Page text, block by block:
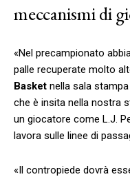
meccanismi di
«Nel precampionato
palle recuperate molto
Basket nella sala
che è insita nella nostra
un giocatore come L.J.
lavora sulle linee di
«Il contropiede dovrà